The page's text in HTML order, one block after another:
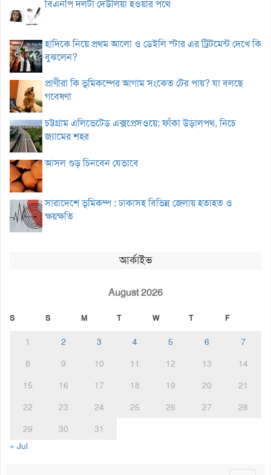
বিএনপি দলটা দেউলিয়া হওয়ার পথে
হাদিকে নিয়ে প্রথম আলো ও ডেইলি স্টার এর ট্রিটমেন্ট দেখে কি
বুঝলেন?
প্রাণীরা কি ভূমিকম্পের আগাম সংকেত টের পায়? যা বলছে
গবেষণা
চট্টগ্রাম এলিভেটেড এক্সপ্রেসওয়ে: ফাঁকা উড়ালপথ, নিচে
জ্যামের শহর
আসল গুড় চিনবেন যেভাবে
সারাদেশে ভূমিকম্প : ঢাকাসহ বিভিন্ন জেলায় হতাহত ও
ক্ষয়ক্ষতি
আর্কাইভ
August 2026
S S M T W T F
1 2 3 4 5 6
7
8
9 10 11 12 13
14
15
16 17 18 19 20
21
22
23 24 25 26 27
28
29
30
31
« Jul